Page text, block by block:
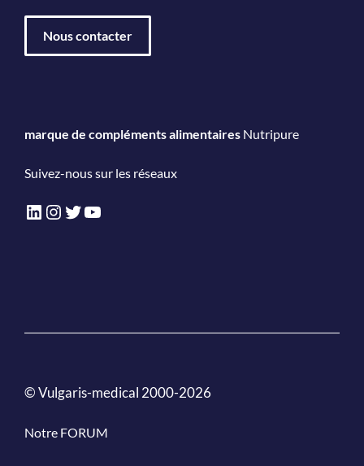
Nous contacter
marque de compléments alimentaires Nutripure
Suivez-nous sur les réseaux
LinkedIn
Instagram
Twitter
YouTube
© Vulgaris-medical 2000-2026
Notre FORUM